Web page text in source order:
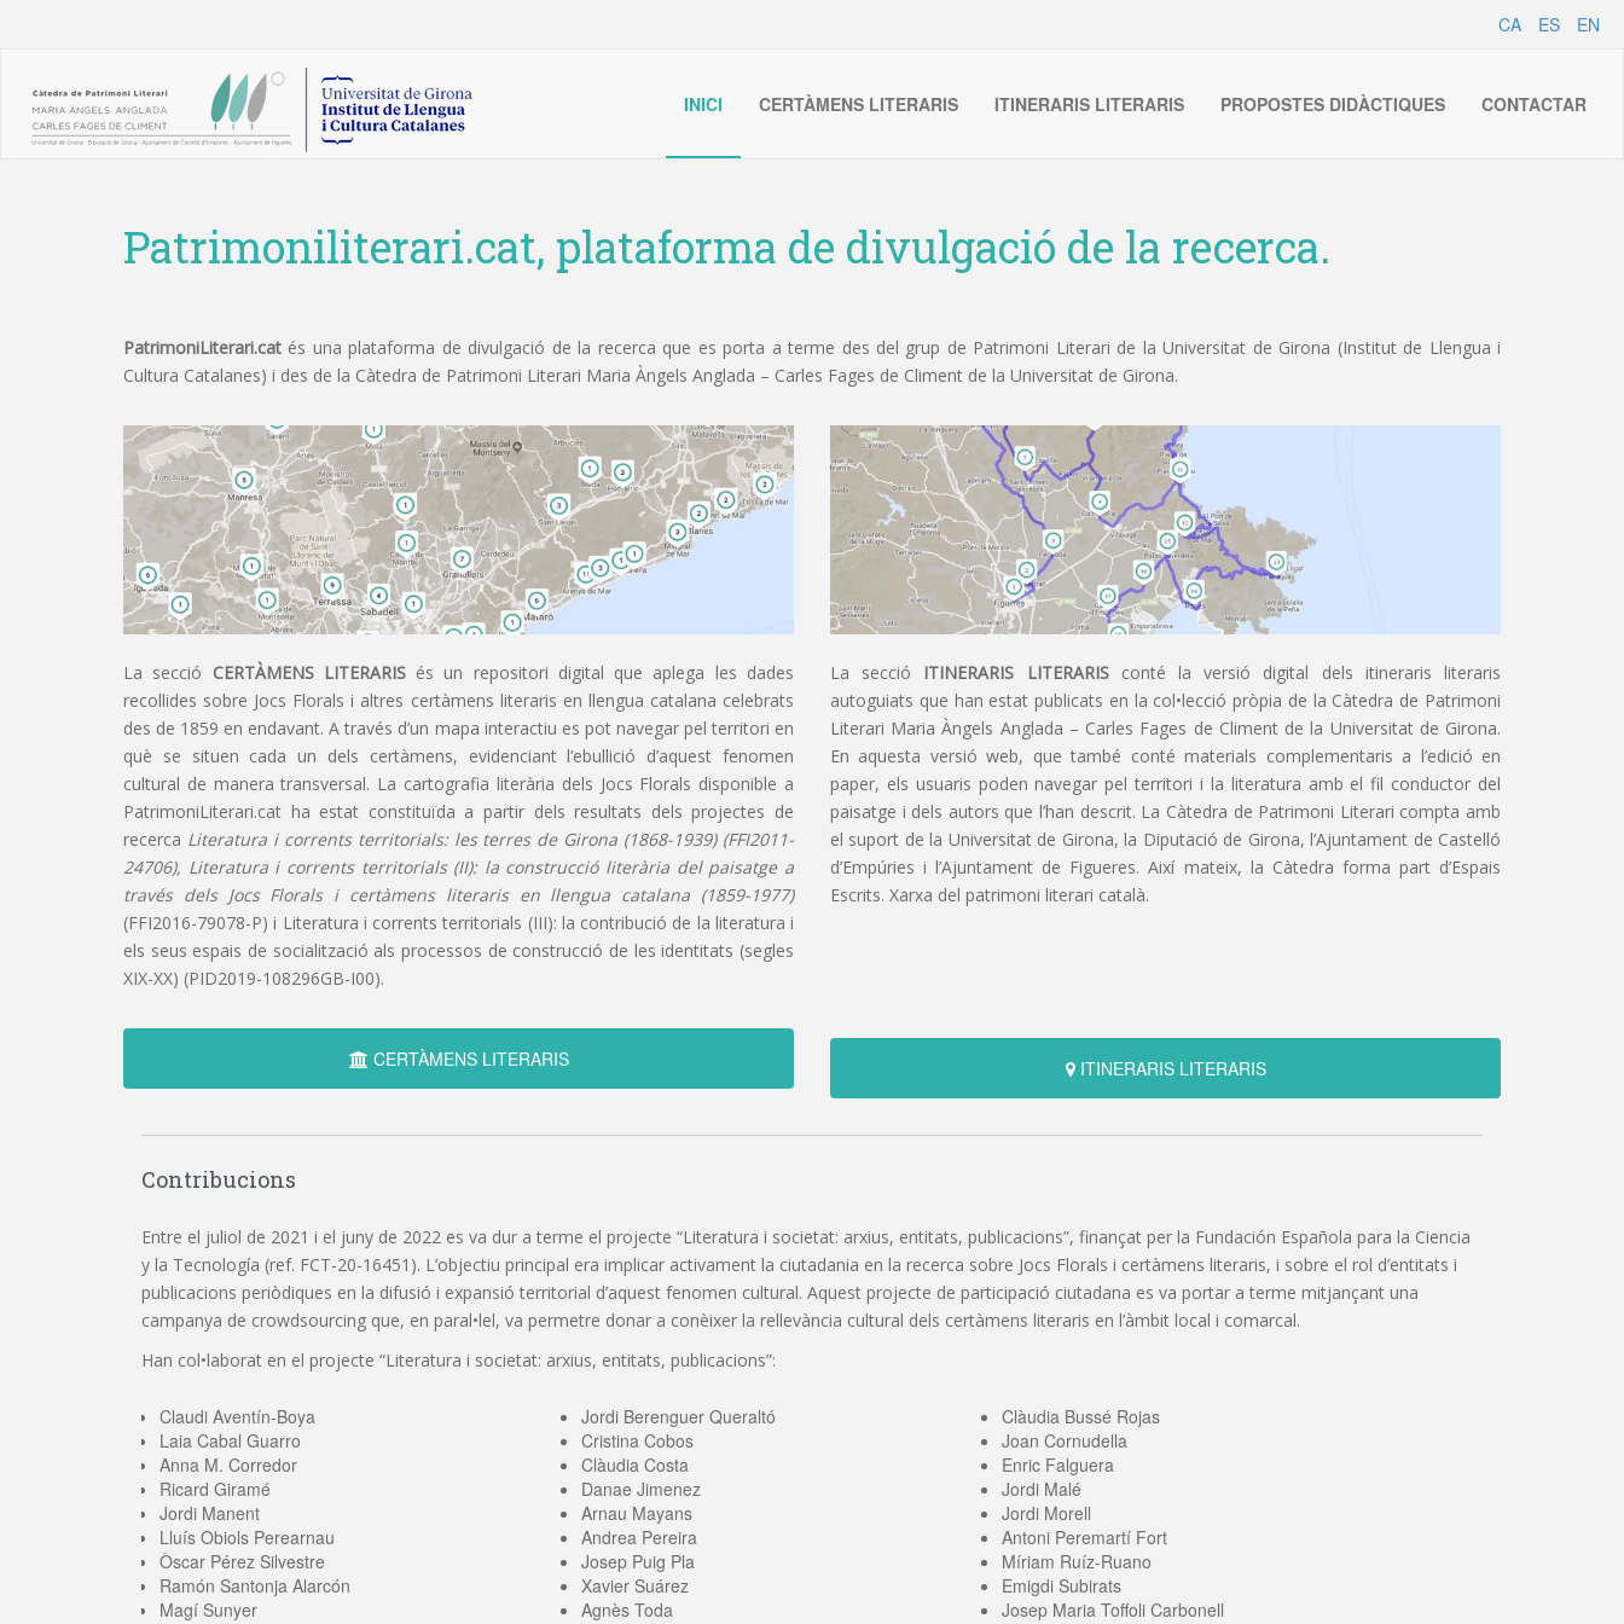
CA ES EN
INICI CERTÀMENS LITERARIS ITINERARIS LITERARIS PROPOSTES DIDÀCTIQUES CONTACTAR
Patrimoniliterari.cat, plataforma de divulgació de la recerca.
PatrimoniLiterari.cat és una plataforma de divulgació de la recerca que es porta a terme des del grup de Patrimoni Literari de la Universitat de Girona (Institut de Llengua i
Cultura Catalanes) i des de la Càtedra de Patrimoni Literari Maria Àngels Anglada – Carles Fages de Climent de la Universitat de Girona.
La secció CERTÀMENS LITERARISés un repositori digital que aplega les dades
recollides sobre Jocs Florals i altres certàmens literaris en llengua catalana celebrats
des de 1859 en endavant. A través d’un mapa interactiu es pot navegar pel territori en
què se situen cada un dels certàmens, evidenciant l’ebullició d’aquest fenomen
cultural de manera transversal. La cartografia literària dels Jocs Florals disponible a
PatrimoniLiterari.cat ha estat constituïda a partir dels resultats dels projectes de
recerca Literatura i corrents territorials: les terres de Girona (1868-1939) (FFI2011-
24706), Literatura i corrents territorials (II): la construcció literària del paisatge a
través dels Jocs Florals i certàmens literaris en llengua catalana (1859-1977)
(FFI2016-79078-P) i Literatura i corrents territorials (III): la contribució de la literatura i
els seus espais de socialització als processos de construcció de les identitats (segles
XIX-XX) (PID2019-108296GB-I00).
CERTÀMENS LITERARIS
La secció ITINERARIS LITERARISconté la versió digital dels itineraris literaris
autoguiats que han estat publicats en la col•lecció pròpia de la Càtedra de Patrimoni
Literari Maria Àngels Anglada – Carles Fages de Climent de la Universitat de Girona.
En aquesta versió web, que també conté materials complementaris a l’edició en
paper, els usuaris poden navegar pel territori i la literatura amb el fil conductor del
paisatge i dels autors que l’han descrit. La Càtedra de Patrimoni Literari compta amb
el suport de la Universitat de Girona, la Diputació de Girona, l’Ajuntament de Castelló
d’Empúries i l’Ajuntament de Figueres. Així mateix, la Càtedra forma part d’Espais
Escrits. Xarxa del patrimoni literari català.
ITINERARIS LITERARIS
Contribucions
Entre el juliol de 2021 i el juny de 2022 es va dur a terme el projecte “Literatura i societat: arxius, entitats, publicacions”, finançat per la Fundación Española para la Ciencia
y la Tecnología (ref. FCT-20-16451). L’objectiu principal era implicar activament la ciutadania en la recerca sobre Jocs Florals i certàmens literaris, i sobre el rol d’entitats i
publicacions periòdiques en la difusió i expansió territorial d’aquest fenomen cultural. Aquest projecte de participació ciutadana es va portar a terme mitjançant una
campanya de crowdsourcing que, en paral•lel, va permetre donar a conèixer la rellevància cultural dels certàmens literaris en l’àmbit local i comarcal.
Han col•laborat en el projecte “Literatura i societat: arxius, entitats, publicacions”:
Claudi Aventín-Boya Jordi Berenguer Queraltó
Clàudia Bussé Rojas
Laia Cabal Guarro
Cristina Cobos
Joan Cornudella
Anna M. Corredor
Clàudia Costa
Enric Falguera
Ricard Giramé
Danae Jimenez
Jordi Malé
Jordi Manent
Arnau Mayans
Jordi Morell
Lluís Obiols Perearnau
Andrea Pereira
Antoni Peremartí Fort
Òscar Pérez Silvestre
Josep Puig Pla
Míriam Ruíz-Ruano
Ramón Santonja Alarcón
Xavier Suárez
Emigdi Subirats
Magí Sunyer
Agnès Toda
Josep Maria Toffoli Carbonell